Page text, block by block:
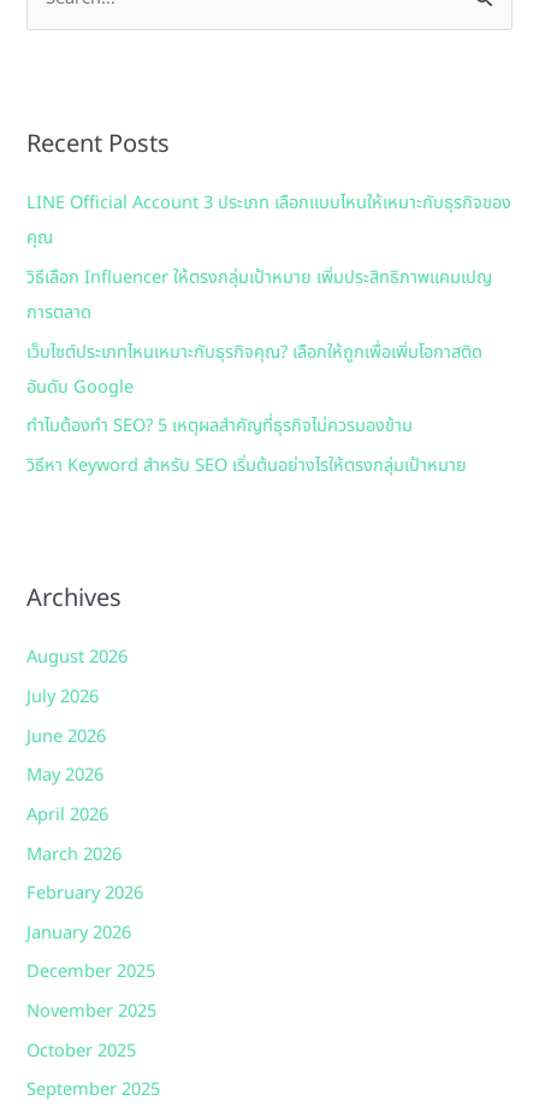
e
c
f
o
r
:
Recent Posts
LINE Official Account 3 ประเภท เลือกแบบไหนให้เหมาะกับธุรกิจของ
คุณ
วิธีเลือก Influencer ให้ตรงกลุ่มเป้าหมาย เพิ่มประสิทธิภาพแคมเปญ
การตลาด
เว็บไซต์ประเภทไหนเหมาะกับธุรกิจคุณ? เลือกให้ถูกเพื่อเพิ่มโอกาสติด
อันดับ Google
ทำไมต้องทำ SEO? 5 เหตุผลสำคัญที่ธุรกิจไม่ควรมองข้าม
วิธีหา Keyword สำหรับ SEO เริ่มต้นอย่างไรให้ตรงกลุ่มเป้าหมาย
Archives
August 2026
July 2026
June 2026
May 2026
April 2026
March 2026
February 2026
January 2026
December 2025
November 2025
October 2025
September 2025